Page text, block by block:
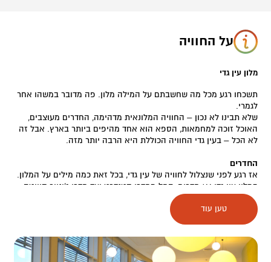
על החוויה
מלון עין גדי
תשכחו רגע מכל מה שחשבתם על המילה מלון. פה מדובר במשהו אחר
לגמרי.
שלא תבינו לא נכון – החוויה המלונאית מדהימה, החדרים מעוצבים,
האוכל זוכה למחמאות, הספא הוא אחד מהיפים ביותר בארץ. אבל זה
לא הכל – בעין גדי החוויה הכוללת היא הרבה יותר מזה.
החדרים
אז רגע לפני שנצלול לחוויה של עין גדי, בכל זאת כמה מילים על המלון.
במלון עין גדי 166 חדרים, החל מחדרי סטנדרט ועד חדרי ג'וניור סוויטה
ודלוקס יוקרתיים, כך שכל אחד יכול למצוא את החדר המתאים לו. דבר
אחד משותף לכל חדרי המלון – הם כולם פרושים בתוך גן בוטני יפיפה,
עם הרבה מרווח ושטח פתוח בין המבנים, ולכל החדרים יש מרפסת
שסביבכם. אם יש לכם ילדים, הם בטח ישמחו לרוץ על הדשאים, לחקור
את הבאובב, לשחק במתקני המשחקים ובמיני גולף המפורסם, בעוד
טען עוד